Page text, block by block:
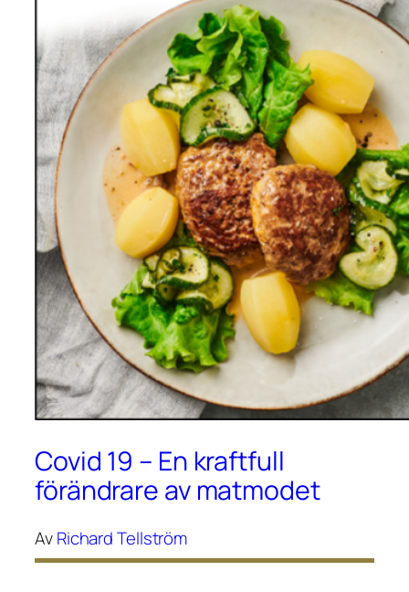
Covid 19 – En kraftfull
förändrare av matmodet
AvRichard Tellström